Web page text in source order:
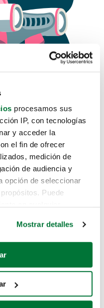
procesamos sus
IP, con tecnologías
y acceder la
el fin de ofrecer
medición de
de audiencia y
opción de seleccionar
Puede
su ubicación geográfica
activamente
específicas (huellas
Mostrar detalles
como
aquí.
que estás
enlaces: